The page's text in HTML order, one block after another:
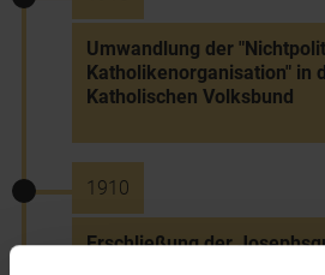
Umwandlung der
Katholikenorganisation" in
Katholischen Volksbund
1910
Erschließung der
mit 4 Liter Heilwasser/